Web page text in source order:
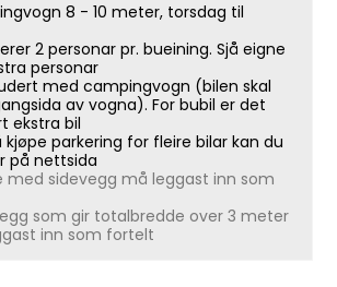
8 - 10 meter, torsdag til
2 personar pr. bueining. Sjå eigne
personar
med campingvogn (bilen skal
av vogna). For bubil er det
ekstra bil
parkering for fleire bilar kan du
på nettsida
med sidevegg må leggast inn som
som gir totalbredde over 3 meter
inn som fortelt